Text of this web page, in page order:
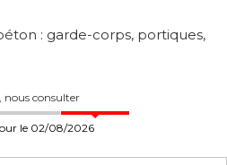
: garde-corps, portiques,
nous consulter
le 02/08/2026